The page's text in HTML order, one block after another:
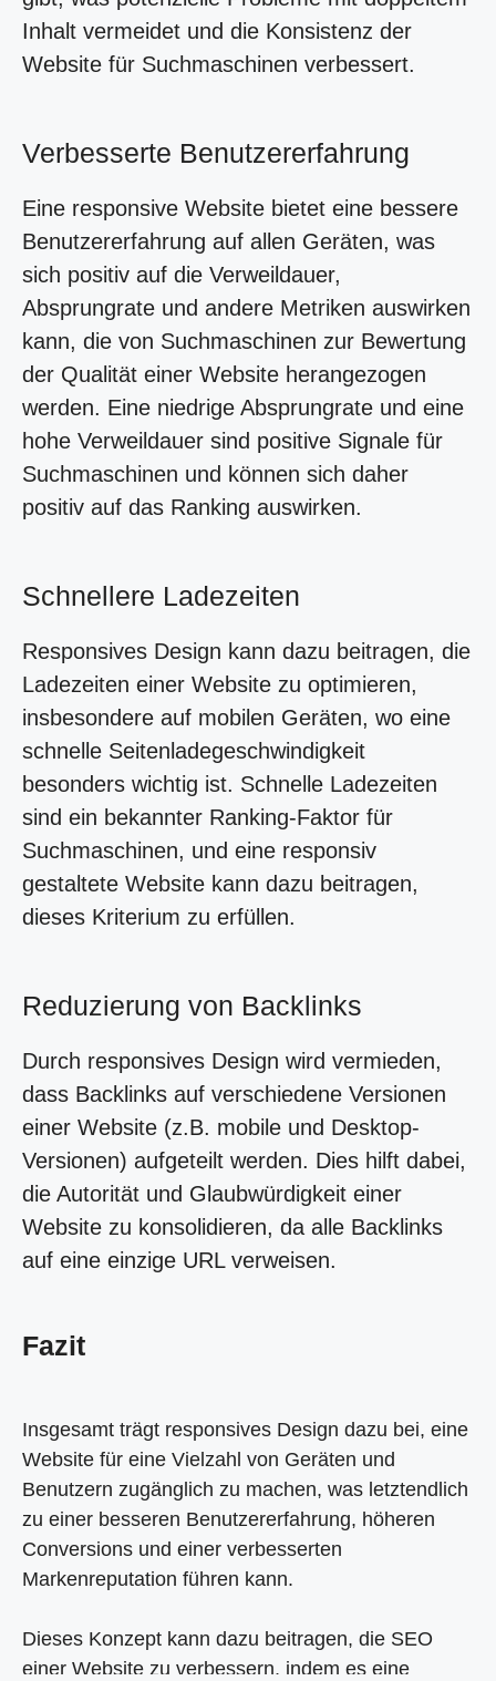
Inhalt vermeidet und die Konsistenz der
Website für Suchmaschinen verbessert.
Verbesserte Benutzererfahrung
Eine responsive Website bietet eine bessere
Benutzererfahrung auf allen Geräten, was
sich positiv auf die Verweildauer,
Absprungrate und andere Metriken auswirken
kann, die von Suchmaschinen zur Bewertung
der Qualität einer Website herangezogen
werden. Eine niedrige Absprungrate und eine
hohe Verweildauer sind positive Signale für
Suchmaschinen und können sich daher
positiv auf das Ranking auswirken.
Schnellere Ladezeiten
Responsives Design kann dazu beitragen, die
Ladezeiten einer Website zu optimieren,
insbesondere auf mobilen Geräten, wo eine
schnelle Seitenladegeschwindigkeit
besonders wichtig ist. Schnelle Ladezeiten
sind ein bekannter Ranking-Faktor für
Suchmaschinen, und eine responsiv
gestaltete Website kann dazu beitragen,
dieses Kriterium zu erfüllen.
Reduzierung von Backlinks
Durch responsives Design wird vermieden,
dass Backlinks auf verschiedene Versionen
einer Website (z.B. mobile und Desktop-
Versionen) aufgeteilt werden. Dies hilft dabei,
die Autorität und Glaubwürdigkeit einer
Website zu konsolidieren, da alle Backlinks
auf eine einzige URL verweisen.
Fazit
Insgesamt trägt responsives Design dazu bei, eine
Website für eine Vielzahl von Geräten und
Benutzern zugänglich zu machen, was letztendlich
zu einer besseren Benutzererfahrung, höheren
Conversions und einer verbesserten
Markenreputation führen kann.
Dieses Konzept kann dazu beitragen, die SEO
einer Website zu verbessern, indem es eine